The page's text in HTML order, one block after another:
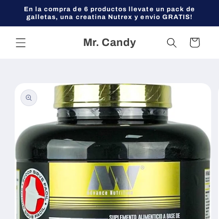
directamente
al contenido
En la compra de 6 productos llevate un pack de
galletas, una creatina Nutrex y envio GRATIS!
Mr. Candy Carrito
información
del producto